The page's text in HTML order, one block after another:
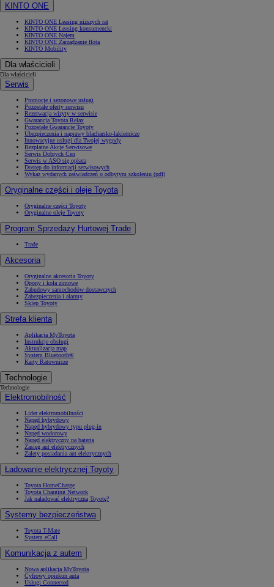
KINTO ONE
KINTO ONE Leasing niższych rat
KINTO ONE Leasing konsumencki
KINTO ONE Najem
KINTO ONE Zarządzanie flotą
KINTO Mobility
Dla właścicieli
Dla właścicieli
Serwis
Promocje i sezonowe usługi
Pozostałe oferty serwisu
Rezerwacja wizyty w serwisie
Gwarancja Toyota Relax
Pozostałe Gwarancje Toyoty
Ubezpieczenia i naprawy blacharsko-lakiernicze
Innowacyjne usługi dla Twojej wygody
Bezpłatne Akcje Serwisowe
Serwis Dobrych Cen
Serwis w ASO się opłaca
Dostęp do informacji serwisowych
Wykaz wydanych zaświadczeń o odbytym szkoleniu (pdf)
Oryginalne części i oleje Toyota
Oryginalne części Toyoty
Oryginalne oleje Toyoty
Program Sprzedaży Hurtowej Trade
Trade
Akcesoria
Oryginalne akcesoria Toyoty
Opony i koła zimowe
Zabudowy samochodów dostawczych
Zabezpieczenia i alarmy
Sklep Toyoty
Strefa klienta
Aplikacja MyToyota
Instrukcje obsługi
Aktualizacja map
System Bluetooth®
Karty Ratownicze
Technologie
Technologie
Elektromobilność
Lider elektromobilności
Napęd hybrydowy
Napęd hybrydowy typu plug-in
Napęd wodorowy
Napęd elektryczny na baterię
Zasięg aut elektrycznych
Zalety posiadania aut elektrycznych
Ładowanie elektrycznej Toyoty
Toyota HomeCharge
Toyota Charging Network
Jak naładować elektryczną Toyotę?
Systemy bezpieczeństwa
Toyota T-Mate
System eCall
Komunikacja z autem
Nowa aplikacja MyToyota
Cyfrowy opiekun auta
Usługi Connected